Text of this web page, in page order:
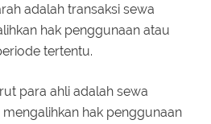
adalah transaksi sewa
hak penggunaan atau
tertentu.
para ahli adalah sewa
hak penggunaan